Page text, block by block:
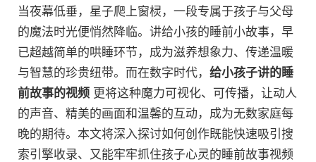
当夜幕低垂，星子爬上窗棂，一段专属于孩子与父母
的魔法时光便悄然降临。讲给小孩的睡前小故事，早
已超越简单的哄睡环节，成为滋养想象力、传递温暖
与智慧的珍贵纽带。而在数字时代， 给小孩子讲的睡
前故事的视频 更将这种魔力可视化、可传播，让动人
的声音、精美的画面和温馨的互动，成为无数家庭每
晚的期待。本文将深入探讨如何创作既能快速吸引搜
索引擎收录、又能牢牢抓住孩子心灵的睡前故事视频